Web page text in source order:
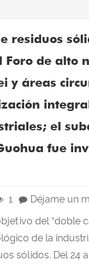
residuos
Foro de alto
y áreas
el
fue
1
Déjame un
del “doble
de la
sólidos. Del 24